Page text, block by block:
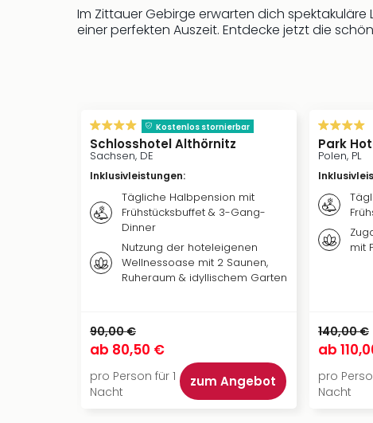
Im Zittauer Gebirge erwarten dich spektakuläre
einer perfekten Auszeit. Entdecke jetzt die
Kostenlos stornierbar
Schlosshotel Althörnitz
Sachsen, DE
Inklusivleistungen:
Tägliche Halbpension mit
Frühstücksbuffet & 3-Gang-
Dinner
Nutzung der hoteleigenen
Wellnessoase mit 2 Saunen,
Ruheraum & idyllischem Garten
90,00 €
ab 80,50 €
pro Person für 1
Nacht
zum Angebot
Park
Polen, PL
mit
140,00 €
ab
pro
Nacht